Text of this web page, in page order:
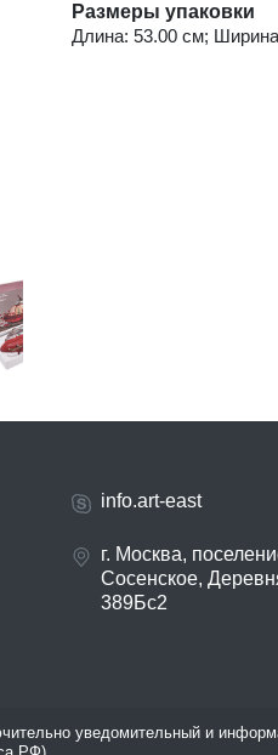
Размеры упаковки
Длина: 53.00 см;
info.art-east
г. Москва,
Сосенское,
389Бс2
уведомительный и